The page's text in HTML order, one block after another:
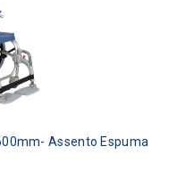
Assento Espuma